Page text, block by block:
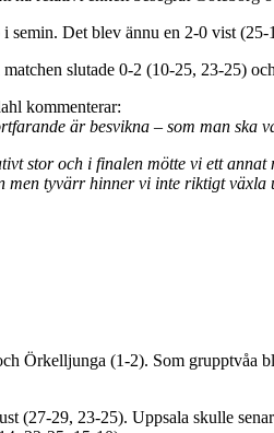
semin. Det blev ännu en 2-0 vist
slutade 0-2 (10-25, 23-25)
kommenterar:
är besvikna – som man
stor och i finalen mötte vi ett
men tyvärr hinner vi inte riktigt
Örkelljunga (1-2). Som
(27-29, 23-25). Uppsala skulle